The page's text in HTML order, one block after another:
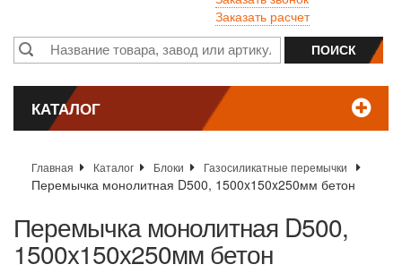
Заказать расчет
КАТАЛОГ
Главная Каталог Блоки Газосиликатные перемычки
Перемычка монолитная D500, 1500x150x250мм бетон
Перемычка монолитная D500,
1500x150x250мм бетон